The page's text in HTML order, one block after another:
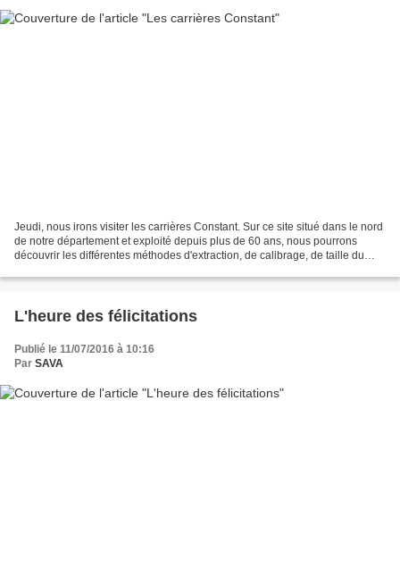
Jeudi, nous irons visiter les carrières Constant. Sur ce site situé dans le nord
de notre département et exploité depuis plus de 60 ans, nous pourrons
découvrir les différentes méthodes d'extraction, de calibrage, de taille du
L'heure des félicitations
Publié le 11/07/2016 à 10:16
Par SAVA